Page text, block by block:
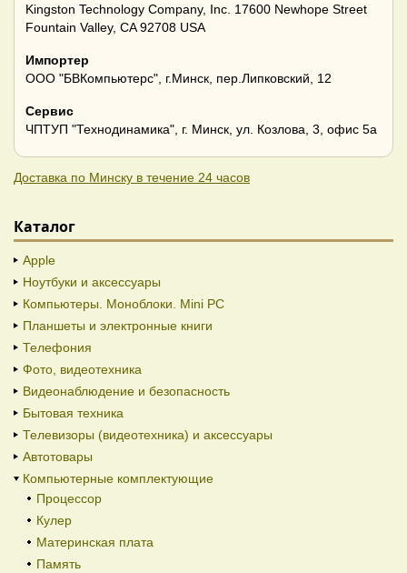
Kingston Technology Company, Inc. 17600 Newhope Street
Fountain Valley, CA 92708 USA
Импортер
ООО "БВКомпьютерс", г.Минск, пер.Липковский, 12
Сервис
ЧПТУП "Технодинамика", г. Минск, ул. Козлова, 3, офис 5а
Доставка по Минску в течение 24 часов
Каталог
Apple
Ноутбуки и аксессуары
Компьютеры. Моноблоки. Mini PC
Планшеты и электронные книги
Телефония
Фото, видеотехника
Видеонаблюдение и безопасность
Бытовая техника
Телевизоры (видеотехника) и аксессуары
Автотовары
Компьютерные комплектующие
Процессор
Кулер
Материнская плата
Память